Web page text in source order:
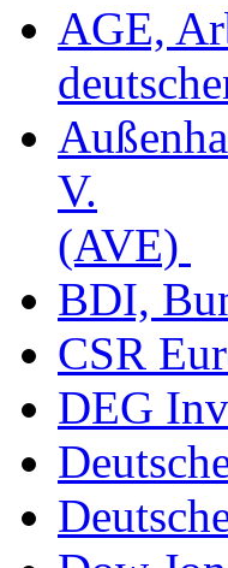
AGE,
V.
(AVE)
BDI,
CSR
DEG